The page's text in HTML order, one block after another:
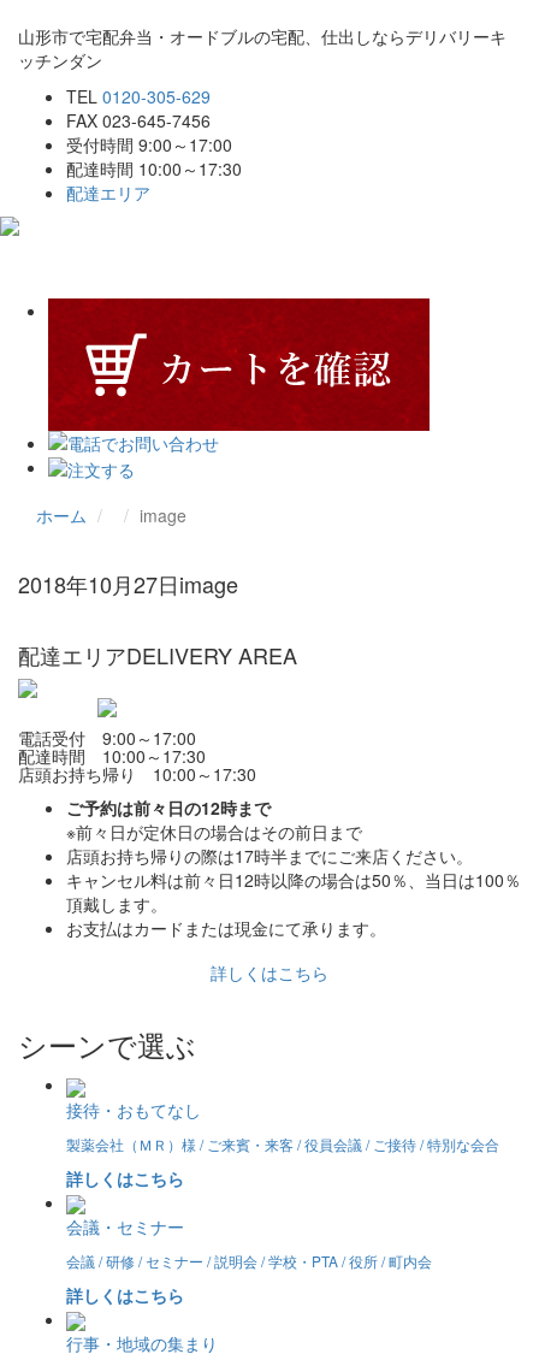
山形市で宅配弁当・オードブルの宅配、仕出しならデリバリーキ
ッチンダン
TEL 0120-305-629
FAX 023-645-7456
受付時間 9:00～17:00
配達時間 10:00～17:30
配達エリア
ホーム image
2018年10月27日image
配達エリアDELIVERY AREA
電話受付 9:00～17:00
配達時間 10:00～17:30
店頭お持ち帰り 10:00～17:30
ご予約は前々日の12時まで
※前々日が定休日の場合はその前日まで
店頭お持ち帰りの際は17時半までにご来店ください。
キャンセル料は前々日12時以降の場合は50％、当日は100％
頂戴します。
お支払はカードまたは現金にて承ります。
詳しくはこちら
シーンで選ぶ
接待・おもてなし
製薬会社（ＭＲ）様 / ご来賓・来客 / 役員会議 / ご接待 / 特別な会合
詳しくはこちら
会議・セミナー
会議 / 研修 / セミナー / 説明会 / 学校・PTA / 役所 / 町内会
詳しくはこちら
行事・地域の集まり